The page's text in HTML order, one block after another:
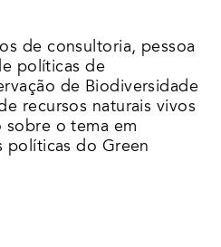
de consultoria, pessoa
políticas de
de Biodiversidade
recursos naturais vivos
sobre o tema em
políticas do Green